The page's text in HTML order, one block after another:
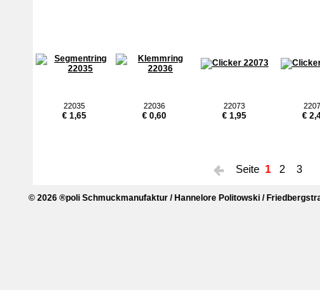
22035
€ 1,65
22036
€ 0,60
22073
€ 1,95 €
Seite 1 2 3
© 2026 ®poli Schmuckmanufaktur / Hannelore Politowski /